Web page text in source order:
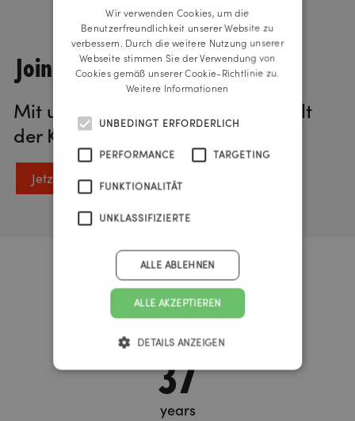
Join us!
Mit unserem Newsletter in die Welt
der Kommunikation eintauchen.
Jetzt anmelden
Urknall Timer
37
years
Wir verwenden Cookies, um die
Benutzerfreundlichkeit unserer Website zu
verbessern. Durch die weitere Nutzung unserer
Webseite stimmen Sie der Verwendung von
Cookies gemäß unserer Cookie-Richtlinie zu.
Weitere Informationen
UNBEDINGT ERFORDERLICH
PERFORMANCE TARGETING
FUNKTIONALITÄT
UNKLASSIFIZIERTE
ALLE AKZEPTIEREN
ALLE ABLEHNEN
DETAILS ANZEIGEN